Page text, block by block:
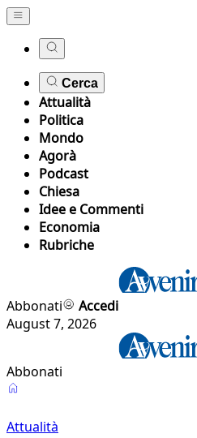
Cerca
Attualità
Politica
Mondo
Agorà
Podcast
Chiesa
Idee e Commenti
Economia
Rubriche
Abbonati
Accedi
August 7, 2026
Abbonati
Attualità